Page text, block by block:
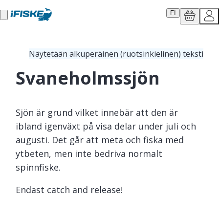
FI
Näytetään alkuperäinen (ruotsinkielinen) teksti
Svaneholmssjön
Sjön är grund vilket innebär att den är
ibland igenväxt på visa delar under juli och
augusti. Det går att meta och fiska med
ytbeten, men inte bedriva normalt
spinnfiske.
Endast catch and release!